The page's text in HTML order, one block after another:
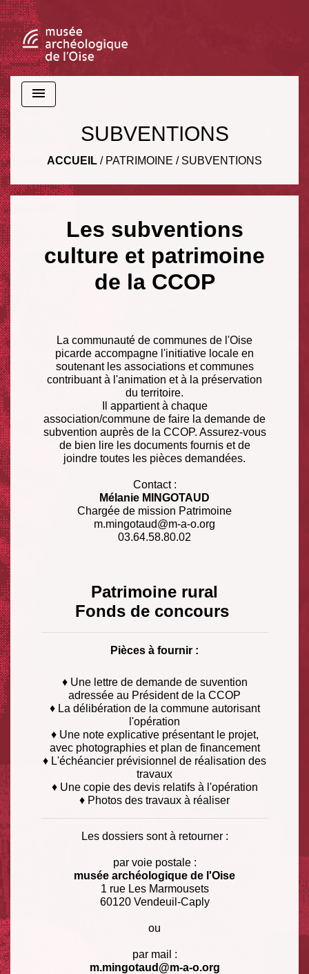
menu
SUBVENTIONS
ACCUEIL / PATRIMOINE / SUBVENTIONS
Les subventions
culture et patrimoine
de la CCOP
La communauté de communes de l'Oise
picarde accompagne l'initiative locale en
soutenant les associations et communes
contribuant à l'animation et à la préservation
du territoire.
Il appartient à chaque
association/commune de faire la demande de
subvention auprès de la CCOP. Assurez-vous
de bien lire les documents fournis et de
joindre toutes les pièces demandées.
Contact :
Mélanie MINGOTAUD
Chargée de mission Patrimoine
m.mingotaud@m-a-o.org
03.64.58.80.02
Patrimoine rural
Fonds de concours
Pièces à fournir :
♦ Une lettre de demande de suvention
adressée au Président de la CCOP
♦ La délibération de la commune autorisant
l'opération
♦ Une note explicative présentant le projet,
avec photographies et plan de financement
♦ L'échéancier prévisionnel de réalisation des
travaux
♦ Une copie des devis relatifs à l'opération
♦ Photos des travaux à réaliser
Les dossiers sont à retourner :
par voie postale :
musée archéologique de l'Oise
1 rue Les Marmousets
60120 Vendeuil-Caply
ou
par mail :
m.mingotaud@m-a-o.org